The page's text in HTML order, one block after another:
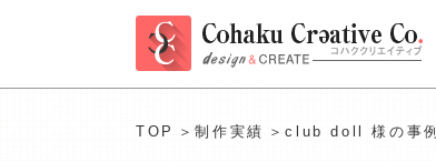
TOP ＞制作実績 ＞club doll 様の事例